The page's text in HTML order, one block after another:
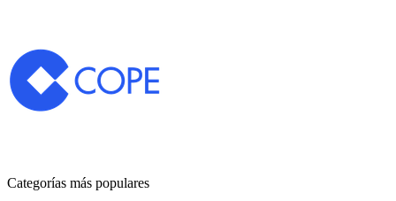
Categorías más populares